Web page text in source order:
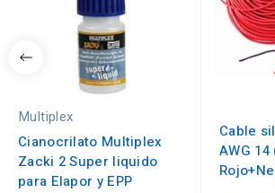
Multiplex
Cianocrilato Multiplex
Zacki 2 Super liquido
para Elapor y EPP
Cable
AWG